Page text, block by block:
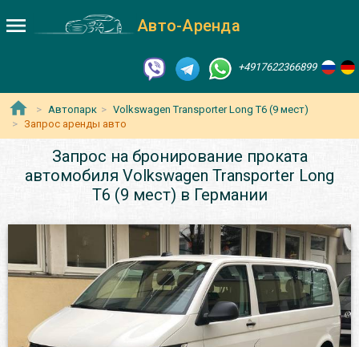
Авто-Аренда
+4917622366899
Автопарк
Volkswagen Transporter Long T6 (9 мест)
Запрос аренды авто
Запрос на бронирование проката
автомобиля Volkswagen Transporter Long
T6 (9 мест) в Германии